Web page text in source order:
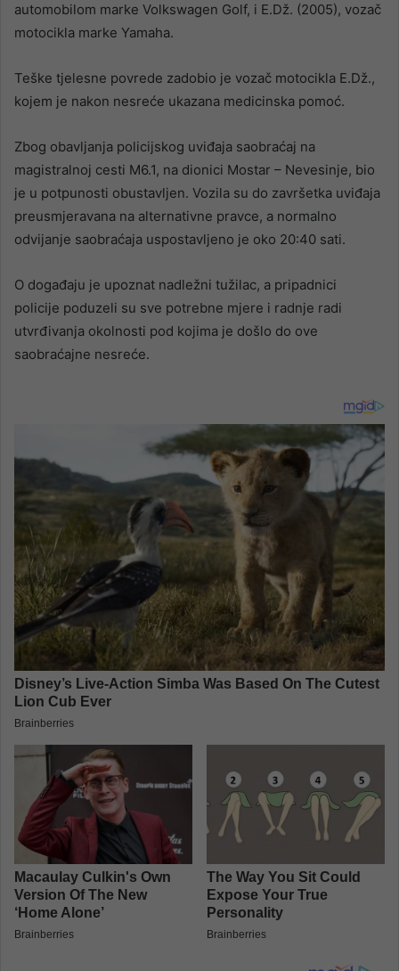
automobilom marke Volkswagen Golf, i E.Dž. (2005), vozač
motocikla marke Yamaha.
Teške tjelesne povrede zadobio je vozač motocikla E.Dž.,
kojem je nakon nesreće ukazana medicinska pomoć.
Zbog obavljanja policijskog uviđaja saobraćaj na
magistralnoj cesti M6.1, na dionici Mostar – Nevesinje, bio
je u potpunosti obustavljen. Vozila su do završetka uviđaja
preusmjeravana na alternativne pravce, a normalno
odvijanje saobraćaja uspostavljeno je oko 20:40 sati.
O događaju je upoznat nadležni tužilac, a pripadnici
policije poduzeli su sve potrebne mjere i radnje radi
utvrđivanja okolnosti pod kojima je došlo do ove
saobraćajne nesreće.